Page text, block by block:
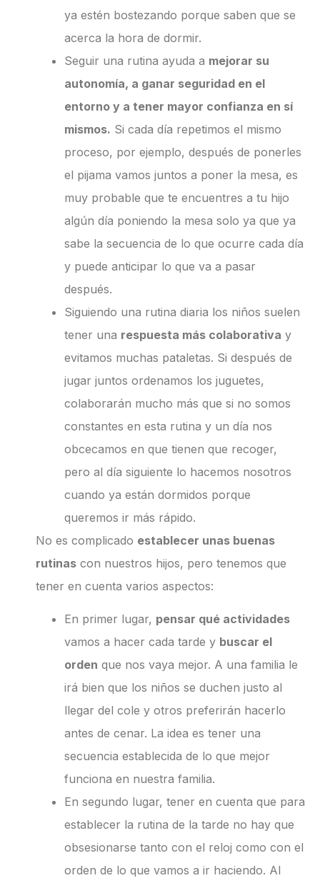
ya estén bostezando porque saben que se
acerca la hora de dormir.
Seguir una rutina ayuda a mejorar su
autonomía, a ganar seguridad en el
entorno y a tener mayor confianza en sí
mismos. Si cada día repetimos el mismo
proceso, por ejemplo, después de ponerles
el pijama vamos juntos a poner la mesa, es
muy probable que te encuentres a tu hijo
algún día poniendo la mesa solo ya que ya
sabe la secuencia de lo que ocurre cada día
y puede anticipar lo que va a pasar
después.
Siguiendo una rutina diaria los niños suelen
tener una respuesta más colaborativa y
evitamos muchas pataletas. Si después de
jugar juntos ordenamos los juguetes,
colaborarán mucho más que si no somos
constantes en esta rutina y un día nos
obcecamos en que tienen que recoger,
pero al día siguiente lo hacemos nosotros
cuando ya están dormidos porque
queremos ir más rápido.
No es complicado establecer unas buenas
rutinas con nuestros hijos, pero tenemos que
tener en cuenta varios aspectos:
En primer lugar, pensar qué actividades
vamos a hacer cada tarde y buscar el
orden que nos vaya mejor. A una familia le
irá bien que los niños se duchen justo al
llegar del cole y otros preferirán hacerlo
antes de cenar. La idea es tener una
secuencia establecida de lo que mejor
funciona en nuestra familia.
En segundo lugar, tener en cuenta que para
establecer la rutina de la tarde no hay que
obsesionarse tanto con el reloj como con el
orden de lo que vamos a ir haciendo. Al